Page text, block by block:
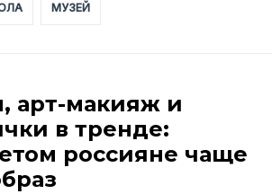
МУЗЕЙ
арт-макияж и
в тренде:
россияне чаще